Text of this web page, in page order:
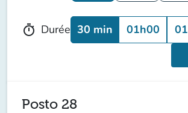
timer Durée 30 min 01h00
Posto 28